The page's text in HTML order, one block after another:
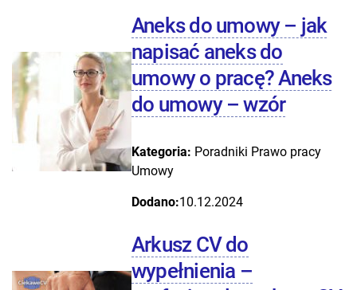
Aneks do umowy – jak
napisać aneks do
umowy o pracę? Aneks
do umowy – wzór
Kategoria: Poradniki Prawo pracy
Umowy
Dodano:10.12.2024
Arkusz CV do
wypełnienia –